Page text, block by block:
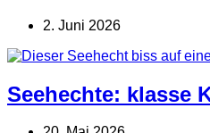
2. Juni 2026
Seehechte: klasse